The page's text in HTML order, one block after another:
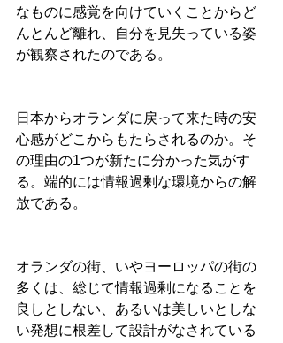
なものに感覚を向けていくことからど
んとんど離れ、自分を見失っている姿
が観察されたのである。
日本からオランダに戻って来た時の安
心感がどこからもたらされるのか。そ
の理由の1つが新たに分かった気がす
る。端的には情報過剰な環境からの解
放である。
オランダの街、いやヨーロッパの街の
多くは、総じて情報過剰になることを
良しとしない、あるいは美しいとしな
い発想に根差して設計がなされている